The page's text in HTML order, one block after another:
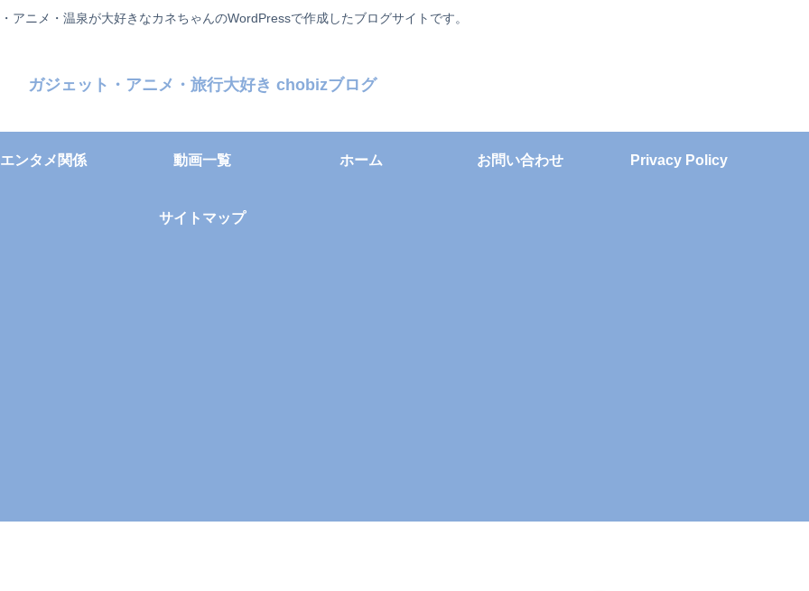
アニメ・温泉が大好きなカネちゃんのWordPressで作成したブログサイトです。
ガジェット・アニメ・旅行大好き chobizブログ
エンタメ関係 動画一覧 ホーム お問い合わせ Privacy Policy
サイトマップ